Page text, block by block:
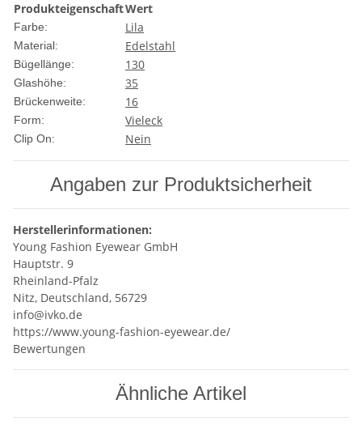
ProdukteigenschaftWert
Farbe: Lila
Material: Edelstahl
Bügellänge: 130
Glashöhe: 35
Brückenweite: 16
Form: Vieleck
Clip On: Nein
Angaben zur Produktsicherheit
Herstellerinformationen:
Young Fashion Eyewear GmbH
Hauptstr. 9
Rheinland-Pfalz
Nitz, Deutschland, 56729
info@ivko.de
https://www.young-fashion-eyewear.de/
Bewertungen
Ähnliche Artikel